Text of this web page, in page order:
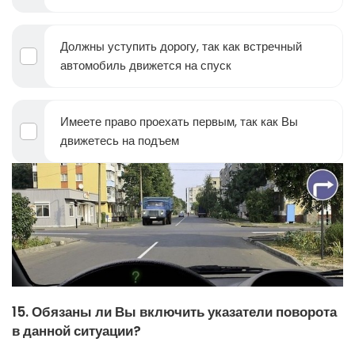
Должны уступить дорогу, так как встречный
автомобиль движется на спуск
Имеете право проехать первым, так как Вы
движетесь на подъем
15. Обязаны ли Вы включить указатели поворота
в данной ситуации?